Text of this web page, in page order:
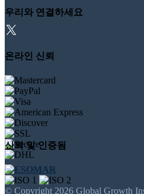
우리와 연결하세요
온라인 신뢰
신뢰 및 인증됨
© Copyright 2026 Global Growth